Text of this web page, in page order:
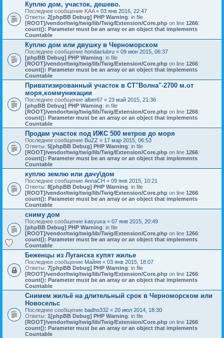
Куплю дом, участок, дешево.
Последнее сообщение KAA« 03 янв 2016, 22:47
Ответы: 2[phpBB Debug] PHP Warning: in file
[ROOT]/vendor/twig/twig/lib/Twig/Extension/Core.php on line 1266:
count(): Parameter must be an array or an object that implements
Countable
Куплю дом или двушку в Черноморском
Последнее сообщение hondaclubru « 09 июн 2015, 06:37
[phpBB Debug] PHP Warning: in file
[ROOT]/vendor/twig/twig/lib/Twig/Extension/Core.php on line 1266:
count(): Parameter must be an array or an object that implements
Countable
Приватизированный участок в СТ"Волна"-2700 м.от
моря,коммуникации
Последнее сообщение alber67 « 23 май 2015, 21:36
[phpBB Debug] PHP Warning: in file
[ROOT]/vendor/twig/twig/lib/Twig/Extension/Core.php on line 1266:
count(): Parameter must be an array or an object that implements
Countable
Продам участок под ИЖС 500 метров до моря
Последнее сообщение BuZZ « 17 мар 2015, 06:53
Ответы: 5[phpBB Debug] PHP Warning: in file
[ROOT]/vendor/twig/twig/lib/Twig/Extension/Core.php on line 1266:
count(): Parameter must be an array or an object that implements
Countable
куплю землю или дачу\дом
Последнее сообщение AnnaCH « 09 янв 2015, 10:21
Ответы: 8[phpBB Debug] PHP Warning: in file
[ROOT]/vendor/twig/twig/lib/Twig/Extension/Core.php on line 1266:
count(): Parameter must be an array or an object that implements
Countable
сниму дом
Последнее сообщение kasyuxa « 07 янв 2015, 20:49
[phpBB Debug] PHP Warning: in file
[ROOT]/vendor/twig/twig/lib/Twig/Extension/Core.php on line 1266:
count(): Parameter must be an array or an object that implements
Countable
Беженцы из Луганска купят жилье
Последнее сообщение Майяя « 03 янв 2015, 18:07
Ответы: 7[phpBB Debug] PHP Warning: in file
[ROOT]/vendor/twig/twig/lib/Twig/Extension/Core.php on line 1266:
count(): Parameter must be an array or an object that implements
Countable
Снимем жильё на длительный срок в Черноморском или
Новосельс
Последнее сообщение badho332 « 20 июл 2014, 18:30
Ответы: 1[phpBB Debug] PHP Warning: in file
[ROOT]/vendor/twig/twig/lib/Twig/Extension/Core.php on line 1266:
count(): Parameter must be an array or an object that implements
Countable